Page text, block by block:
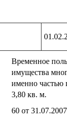
Временное
имущества
именно частью
3,80 кв. м.
60 от 31.07.2007